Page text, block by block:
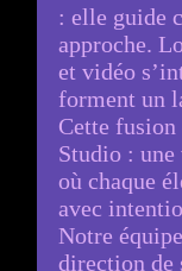
: elle guide
approche.
et vidéo
forment un
Cette
Studio :
où chaque
avec
Notre
direction de